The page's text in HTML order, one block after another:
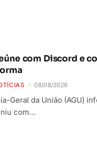
com Discord e
08/08/2026
Geral da União (AGU)
com…